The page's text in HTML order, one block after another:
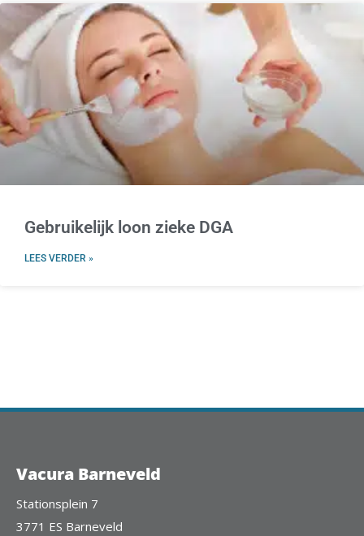
Gebruikelijk loon zieke DGA
LEES VERDER »
Vacura Barneveld
Stationsplein 7
3771 ES Barneveld